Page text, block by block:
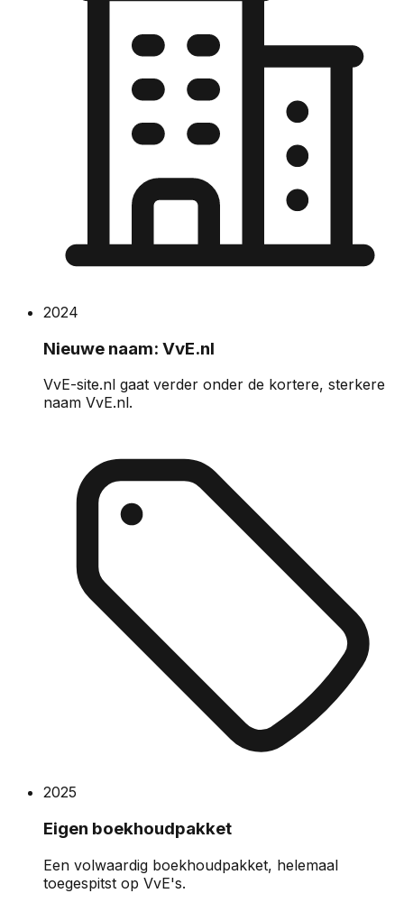
2024
Nieuwe naam: VvE.nl
VvE-site.nl gaat verder onder de kortere, sterkere
naam VvE.nl.
2025
Eigen boekhoudpakket
Een volwaardig boekhoudpakket, helemaal
toegespitst op VvE's.